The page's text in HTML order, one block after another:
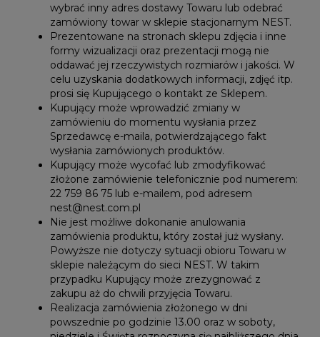
wybrać inny adres dostawy Towaru lub odebrać
zamówiony towar w sklepie stacjonarnym NEST.
Prezentowane na stronach sklepu zdjęcia i inne
formy wizualizacji oraz prezentacji mogą nie
oddawać jej rzeczywistych rozmiarów i jakości. W
celu uzyskania dodatkowych informacji, zdjęć itp.
prosi się Kupującego o kontakt ze Sklepem.
Kupujący może wprowadzić zmiany w
zamówieniu do momentu wysłania przez
Sprzedawcę e-maila, potwierdzającego fakt
wysłania zamówionych produktów.
Kupujący może wycofać lub zmodyfikować
złożone zamówienie telefonicznie pod numerem:
22 759 86 75 lub e-mailem, pod adresem
nest@nest.com.pl
Nie jest możliwe dokonanie anulowania
zamówienia produktu, który został już wysłany.
Powyższe nie dotyczy sytuacji obioru Towaru w
sklepie należącym do sieci NEST. W takim
przypadku Kupujący może zrezygnować z
zakupu aż do chwili przyjęcia Towaru.
Realizacja zamówienia złożonego w dni
powszednie po godzinie 13.00 oraz w soboty,